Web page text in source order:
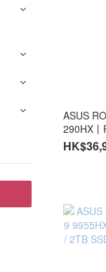
ASUS
290HX
PCIe
Home (CS-AN16R9B/CS-AN16R9C/LB-PCNB)#3